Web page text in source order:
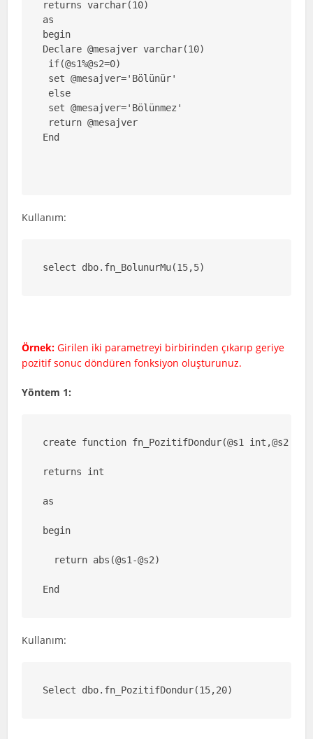
returns varchar(10)
as
begin
Declare @mesajver varchar(10)
if(@s1%@s2=0)
set @mesajver='Bölünür'
else
set @mesajver='Bölünmez'
return @mesajver
End
Kullanım:
select dbo.fn_BolunurMu(15,5)
Örnek: Girilen iki parametreyi birbirinden çıkarıp geriye
pozitif sonuc döndüren fonksiyon oluşturunuz.
Yöntem 1:
create function fn_PozitifDondur(@s1 int,@s2
returns int
as
begin
return abs(@s1-@s2)
End
Kullanım:
Select dbo.fn_PozitifDondur(15,20)